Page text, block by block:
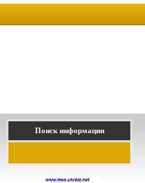
Поиск информации